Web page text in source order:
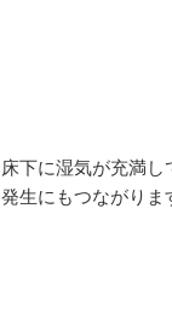
床下に湿気が充満
発生にもつながりま